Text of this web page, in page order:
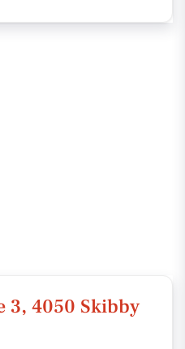
3, 4050 Skibby